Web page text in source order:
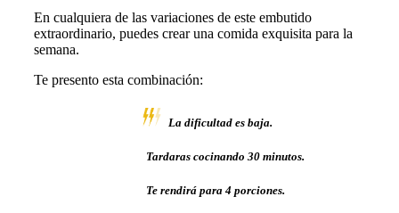
En cualquiera de las variaciones de este embutido
extraordinario, puedes crear una comida exquisita para la
semana.
Te presento esta combinación:
La dificultad es baja.
Tardaras cocinando 30 minutos.
Te rendirá para 4 porciones.